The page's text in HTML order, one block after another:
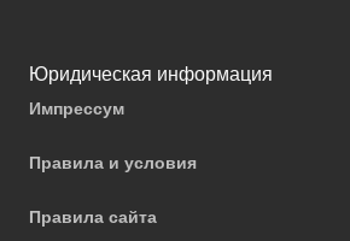
Юридическая информация
Импрессум
Правила и условия
Правила сайта